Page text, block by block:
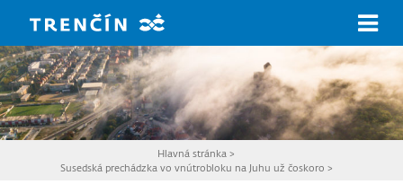
Hlavná stránka >
Susedská prechádzka vo vnútrobloku na Juhu už čoskoro >